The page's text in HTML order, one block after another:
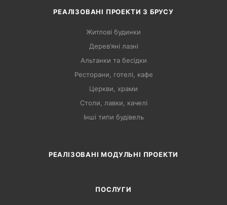
РЕАЛІЗОВАНІ ПРОЕКТИ З БРУСУ
Житлові будинки
Дерев’яні лазні
Альтанки та бесідки
Ресторани, готелі, кафе
Церкви, храми
Столи, лавки, качелі
Інші типи будівель
РЕАЛІЗОВАНІ МОДУЛЬНІ ПРОЕКТИ
ПОСЛУГИ